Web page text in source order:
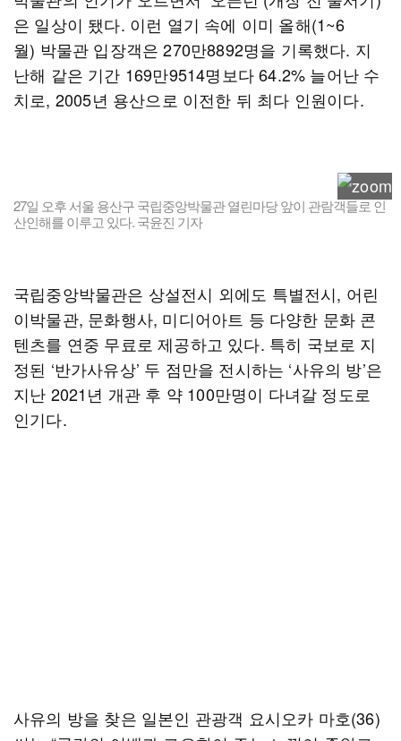
은 일상이 됐다. 이런 열기 속에 이미 올해(1~6
월) 박물관 입장객은 270만8892명을 기록했다. 지
난해 같은 기간 169만9514명보다 64.2% 늘어난 수
치로, 2005년 용산으로 이전한 뒤 최다 인원이다.
27일 오후 서울 용산구 국립중앙박물관 열린마당 앞이 관람객들로 인
산인해를 이루고 있다. 국윤진 기자
국립중앙박물관은 상설전시 외에도 특별전시, 어린
이박물관, 문화행사, 미디어아트 등 다양한 문화 콘
텐츠를 연중 무료로 제공하고 있다. 특히 국보로 지
정된 ‘반가사유상’ 두 점만을 전시하는 ‘사유의 방’은
지난 2021년 개관 후 약 100만명이 다녀갈 정도로
인기다.
사유의 방을 찾은 일본인 관광객 요시오카 마호(36)